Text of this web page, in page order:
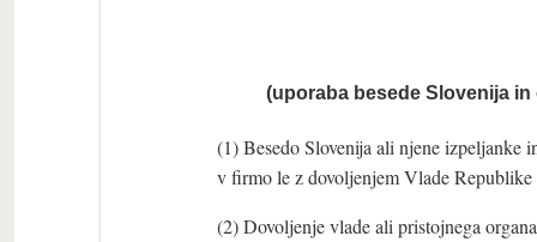
(uporaba besede Slovenija
(1) Besedo Slovenija ali njene izpeljanke
v firmo le z dovoljenjem Vlade
(2) Dovoljenje vlade ali pristojnega